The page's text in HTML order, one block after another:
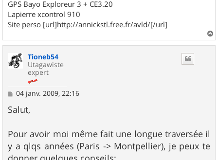
GPS Bayo Exploreur 3 + CE3.20
Lapierre xcontrol 910
Site perso [url]http://annickstl.free.fr/avld/[/url]
a
Tioneb54
Utagawiste
expert
M
s
s
g
e
04 janv. 2009, 22:16
Salut,
Pour avoir moi même fait une longue traversée il
y a qlqs années (Paris -> Montpellier), je peux te